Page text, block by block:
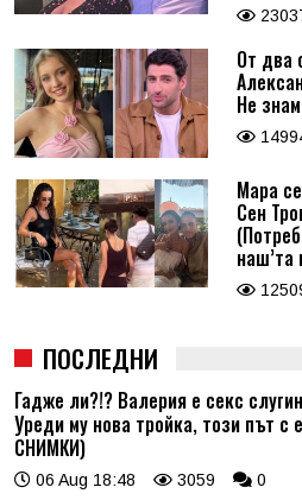
От два
Не
Мара
Сен
ПОСЛЕДНИ
Гадже ли?!? Валерия е секс
Уреди му нова тройка, този път с
СНИМКИ)
06 Aug 18:48 3059 0